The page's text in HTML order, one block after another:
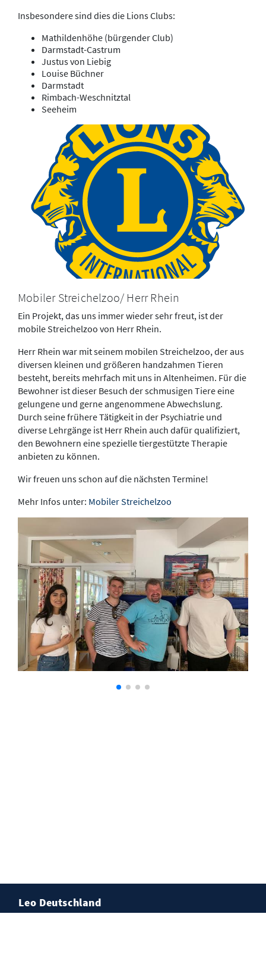
Insbesondere sind dies die Lions Clubs:
Mathildenhöhe (bürgender Club)
Darmstadt-Castrum
Justus von Liebig
Louise Büchner
Darmstadt
Rimbach-Weschnitztal
Seeheim
Mobiler Streichelzoo/ Herr Rhein
Ein Projekt, das uns immer wieder sehr freut, ist der
mobile Streichelzoo von Herr Rhein.
Herr Rhein war mit seinem mobilen Streichelzoo, der aus
diversen kleinen und größeren handzahmen Tieren
besteht, bereits mehrfach mit uns in Altenheimen. Für die
Bewohner ist dieser Besuch der schmusigen Tiere eine
gelungene und gerne angenommene Abwechslung.
Durch seine frühere Tätigkeit in der Psychiatrie und
diverse Lehrgänge ist Herr Rhein auch dafür qualifiziert,
den Bewohnern eine spezielle tiergestützte Therapie
anbieten zu können.
Wir freuen uns schon auf die nächsten Termine!
Mehr Infos unter: Mobiler Streichelzoo
Leo Deutschland